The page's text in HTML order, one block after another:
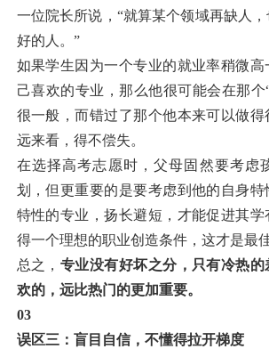
一位院长所说，“就算某个领域再缺人
好的人。”
如果学生因为一个专业的就业率稍微高
己喜欢的专业，那么他很可能会在那个
很一般，而错过了那个他本来可以做得
远来看，得不偿失。
在选择高考志愿时，父母固然要考虑
划，但更重要的是要考虑到他的自身特
特性的专业，扬长避短，才能促进其
得一个理想的职业创造条件，这才是最佳
总之， 专业没有好坏之分，只有冷热
欢的，远比热门的更加重要。
03
误区三：盲目自信，不懂得拉开梯度